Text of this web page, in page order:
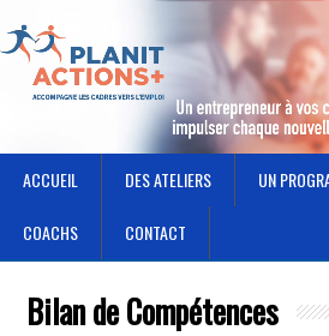
ACCUEIL DES ATELIERS UN
COACHS CONTACT
Bilan de Compétences